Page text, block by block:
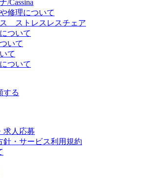
/Cassina
修理について
ストレスレスチェア
ついて
いて
て
ついて
する
求人応募
針・サービス利用規約